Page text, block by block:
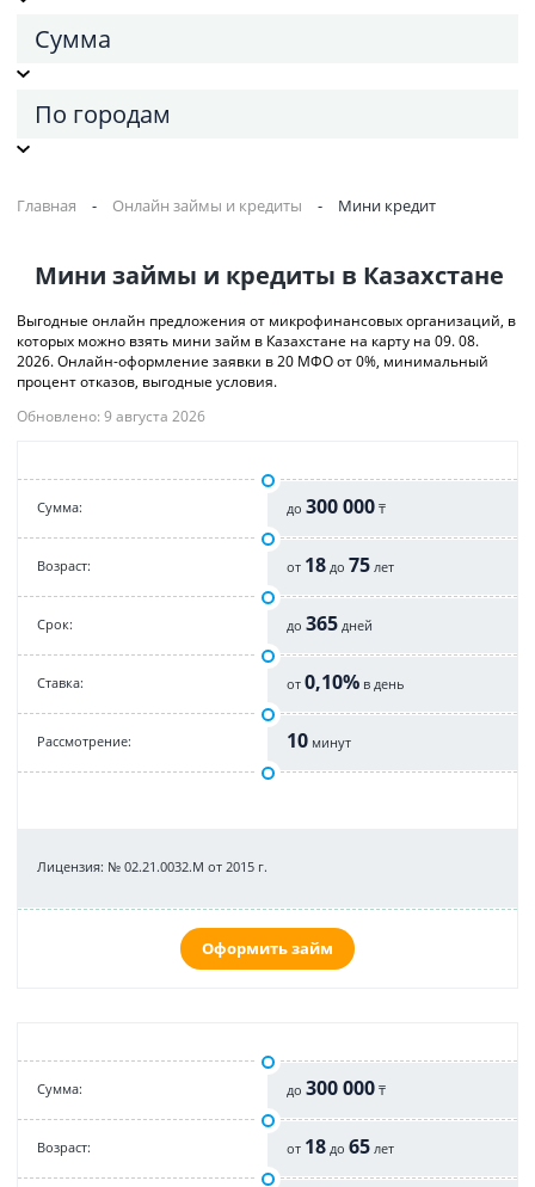
Сумма
По городам
Главная - Онлайн займы и кредиты - Мини кредит
Мини займы и кредиты в Казахстане
Выгодные онлайн предложения от микрофинансовых организаций, в
которых можно взять мини займ в Казахстане на карту на 09. 08.
2026. Онлайн-оформление заявки в 20 МФО от 0%, минимальный
процент отказов, выгодные условия.
Обновлено: 9 августа 2026
Cумма: до 300 000 ₸
Возраст: от 18 до 75 лет
Срок: до 365 дней
Cтавка: от 0,10% в день
Рассмотрение: 10 минут
Лицензия: № 02.21.0032.М от 2015 г.
Оформить займ
Cумма: до 300 000 ₸
Возраст: от 18 до 65 лет